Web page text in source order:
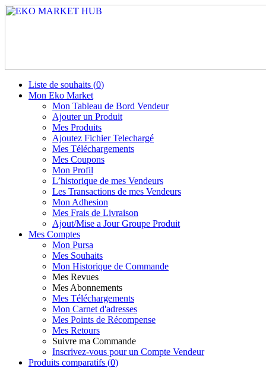
Liste de souhaits (0)
Mon Eko Market
Mon Tableau de Bord Vendeur
Ajouter un Produit
Mes Produits
Ajoutez Fichier Telechargé
Mes Téléchargements
Mes Coupons
Mon Profil
L’historique de mes Vendeurs
Les Transactions de mes Vendeurs
Mon Adhesion
Mes Frais de Livraison
Ajout/Mise a Jour Groupe Produit
Mes Comptes
Mon Pursa
Mes Souhaits
Mon Historique de Commande
Mes Revues
Mes Abonnements
Mes Téléchargements
Mon Carnet d'adresses
Mes Points de Récompense
Mes Retours
Suivre ma Commande
Inscrivez-vous pour un Compte Vendeur
Produits comparatifs (0)